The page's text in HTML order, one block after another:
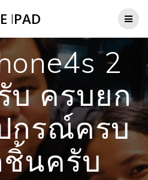
to
IPAD
2
บ ครบยก
กรณ์ครบ
นครับ